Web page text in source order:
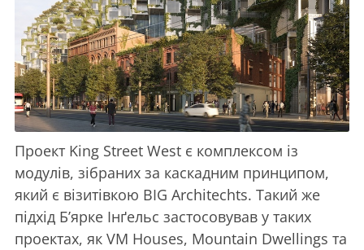
Проект King Street West є комплексом із
модулів, зібраних за каскадним принципом,
який є візитівкою BIG Architechts. Такий же
підхід Б’ярке Інґельс застосовував у таких
проектах, як VM Houses, Mountain Dwellings та